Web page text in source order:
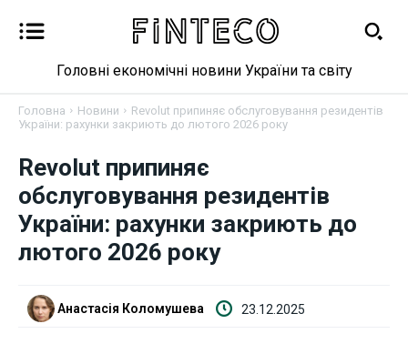
Новини
Бізнес
Головні економічні новини України та світу
Головна Новини
Revolut припиняє обслуговування резидентів
України: рахунки закриють до лютого 2026 року
Revolut припиняє
обслуговування резидентів
України: рахунки закриють до
лютого 2026 року
Анастасія Коломушева 23.12.2025